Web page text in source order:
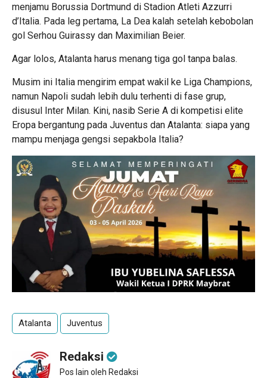
menjamu Borussia Dortmund di Stadion Atleti Azzurri
d’Italia. Pada leg pertama, La Dea kalah setelah kebobolan
gol Serhou Guirassy dan Maximilian Beier.
Agar lolos, Atalanta harus menang tiga gol tanpa balas.
Musim ini Italia mengirim empat wakil ke Liga Champions,
namun Napoli sudah lebih dulu terhenti di fase grup,
disusul Inter Milan. Kini, nasib Serie A di kompetisi elite
Eropa bergantung pada Juventus dan Atalanta: siapa yang
mampu menjaga gengsi sepakbola Italia?
Atalanta Juventus
Redaksi
Pos lain oleh Redaksi